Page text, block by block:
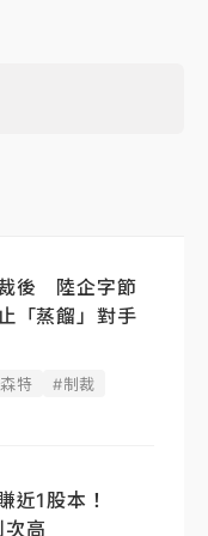
後 陸企字節
「蒸餾」對手
特
#制裁
近1股本！
高